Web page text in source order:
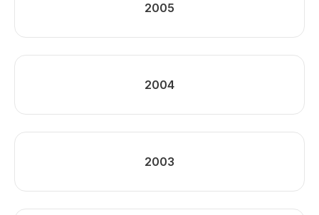
2005
2004
2003